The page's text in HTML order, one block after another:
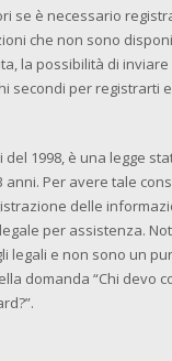
se è necessario
che non sono
la possibilità di
secondi per registrarti
1998, è una legge
Per avere tale
delle
per assistenza.
e non sono un
domanda “Chi devo